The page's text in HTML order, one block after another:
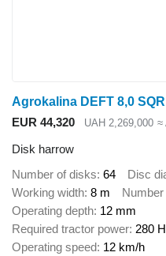
Agrokalina DEFT 8,0 SQR
EUR 44,320
UAH 2,269,000 ≈
Disk harrow
Number of disks 64 Disc
Working width 8 m
Operating depth 12 mm
Required tractor power 280
Operating speed 12 km/h